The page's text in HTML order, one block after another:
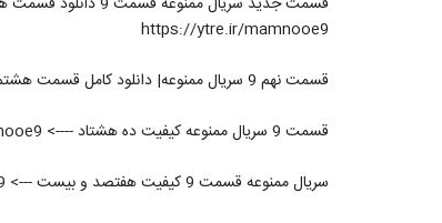
https://ytre.ir/mamnooe9
قسمت نهم 9 سریال ممنوعه| دانلود کامل قسمت هشتم سریال - HD سریال ممنوعه دانلود قسمت هشتم سریال ممنوعه کامل
قسمت 9 سریال ممنوعه کیفیت ده هشتاد ----> https://ytre.ir/mamnooe9
سریال ممنوعه قسمت 9 کیفیت هفتصد و بیست ---> https://ytre.ir/mamnooe9